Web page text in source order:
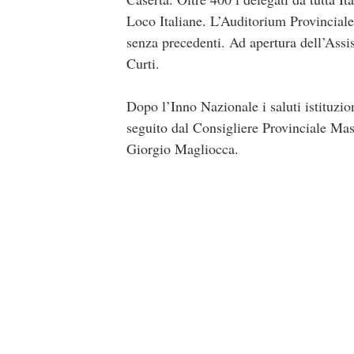
Loco Italiane. L’Auditorium
senza precedenti. Ad apertura
Curti.
Dopo l’Inno Nazionale i saluti
seguito dal Consigliere Provinciale
Giorgio Magliocca.